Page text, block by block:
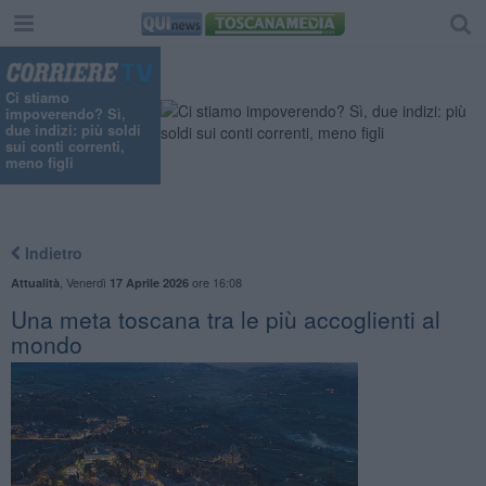
Ci stiamo
impoverendo? Sì,
due indizi: più soldi
sui conti correnti,
meno figli
Indietro
Attualità Venerdì 17 Aprile 2026ore 16:08
Una meta toscana tra le più accoglienti al
mondo